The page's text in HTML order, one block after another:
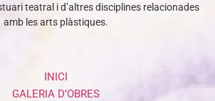
teatral i d’altres disciplines relacionades
amb les arts plàstiques.
INICI
GALERIA D’OBRES